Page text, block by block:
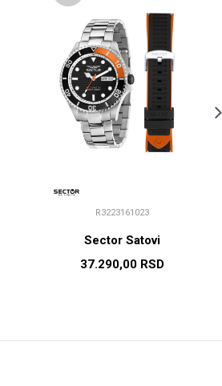
R3223161023
Sector Satovi
37.290,00 RSD